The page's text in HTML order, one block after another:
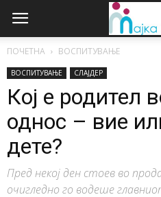
ПОЧЕТНА ВОСПИТУВАЊЕ
ВОСПИТУВАЊЕ СЛАЈДЕР
Кој е родител
однос – вие
дете?
Пред некој ден стоев во
очигледно го водеше